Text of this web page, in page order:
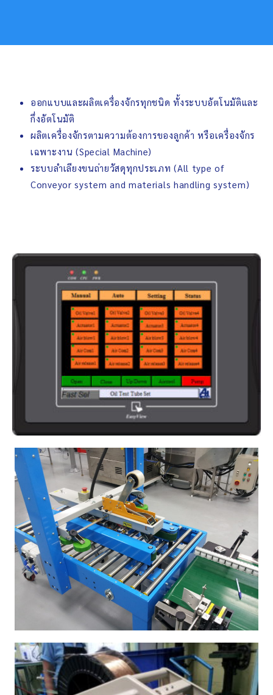
ออกแบบและผลิตเครื่องจักรทุกชนิด ทั้งระบบอัตโนมัติและ
กึ่งอัตโนมัติ
ผลิตเครื่องจักรตามความต้องการของลูกค้า หรือเครื่องจักร
เฉพาะงาน (Special Machine)
ระบบลำเลียงขนถ่ายวัสดุทุกประเภท (All type of
Conveyor system and materials handling system)